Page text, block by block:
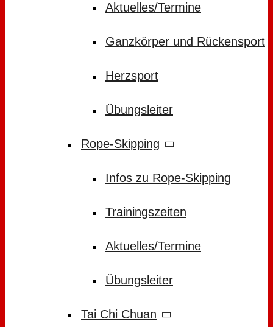
Aktuelles/Termine
Ganzkörper und Rückensport
Herzsport
Übungsleiter
Rope-Skipping
Infos zu Rope-Skipping
Trainingszeiten
Aktuelles/Termine
Übungsleiter
Tai Chi Chuan